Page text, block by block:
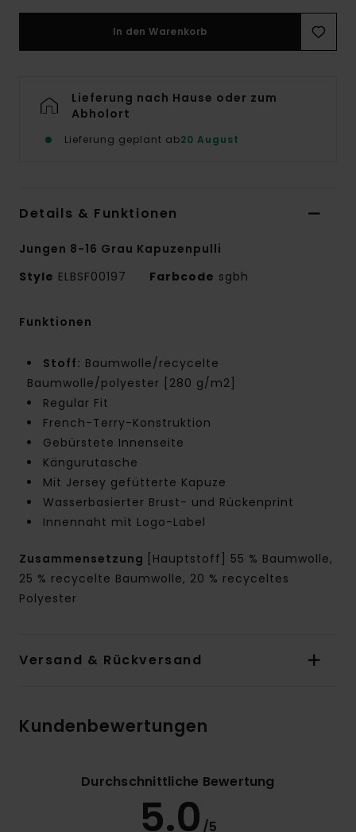
In den Warenkorb
Lieferung nach Hause oder zum
Abholort
Lieferung geplant ab20 August
Details & Funktionen
Jungen 8-16 Grau Kapuzenpulli
Style ELBSF00197 Farbcode sgbh
Funktionen
Stoff: Baumwolle/recycelte
Baumwolle/polyester [280 g/m2]
Regular Fit
French-Terry-Konstruktion
Gebürstete Innenseite
Kängurutasche
Mit Jersey gefütterte Kapuze
Wasserbasierter Brust- und Rückenprint
Innennaht mit Logo-Label
Zusammensetzung
[Hauptstoff] 55 % Baumwolle,
25 % recycelte Baumwolle, 20 % recyceltes
Polyester
Versand & Rückversand
Kundenbewertungen
Durchschnittliche Bewertung
5.0 /5